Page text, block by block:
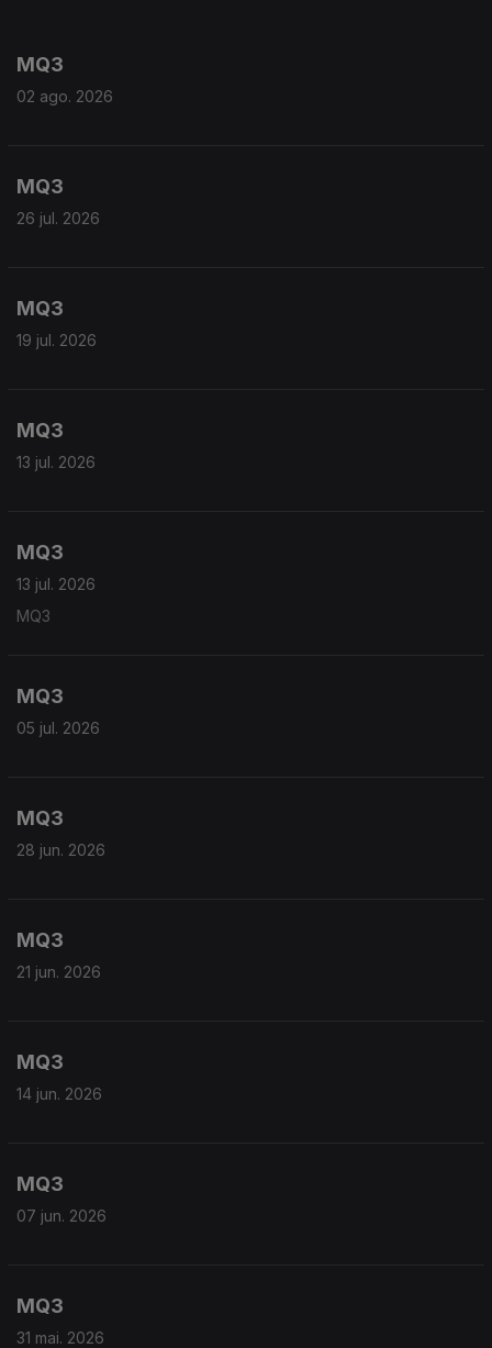
MQ3
02 ago. 2026
MQ3
26 jul. 2026
MQ3
19 jul. 2026
MQ3
13 jul. 2026
MQ3
13 jul. 2026
MQ3
MQ3
05 jul. 2026
MQ3
28 jun. 2026
MQ3
21 jun. 2026
MQ3
14 jun. 2026
MQ3
07 jun. 2026
MQ3
31 mai. 2026